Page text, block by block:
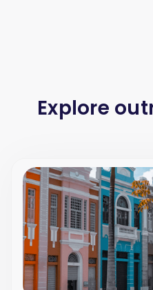
Explore